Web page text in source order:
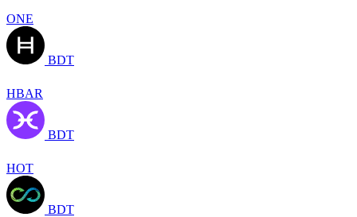
ONE
BDT
HBAR
BDT
HOT
BDT